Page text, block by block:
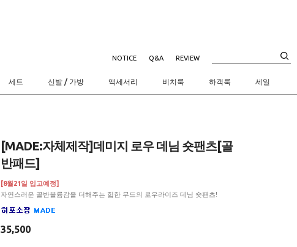
NOTICE Q&A REVIEW
세트 신발 / 가방 액세서리 비치룩 하객룩 세일
[MADE:자체제작]데미지 로우 데님 숏팬츠[골
반패드]
[8월21일 입고예정]
자연스러운 골반볼륨감을 더해주는 힙한 무드의 로우라이즈 데님 숏팬츠!
35,500